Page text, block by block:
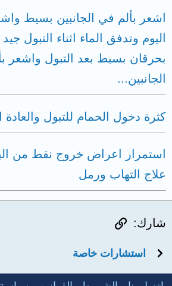
اشعر بألم في الجانبين بسيط
اليوم وتدفق الماء اثناء التبول
بحرقان بسيط بعد التبول واشعر
الجانبين...
كثرة دخول الحمام للتبول والعادة
استمرار اعراض خروج نقط من
علاج التهاب ورمل
شارك: الرابط
استشارات خاصة